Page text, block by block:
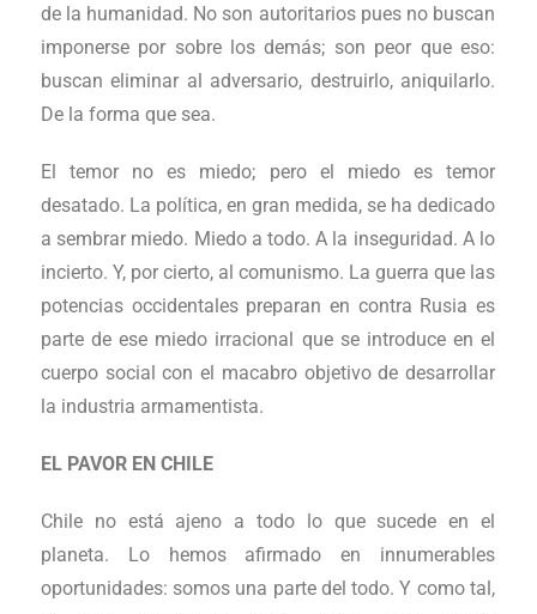
de la humanidad. No son autoritarios pues no buscan
imponerse por sobre los demás; son peor que eso:
buscan eliminar al adversario, destruirlo, aniquilarlo.
De la forma que sea.
El temor no es miedo; pero el miedo es temor
desatado. La política, en gran medida, se ha dedicado
a sembrar miedo. Miedo a todo. A la inseguridad. A lo
incierto. Y, por cierto, al comunismo. La guerra que las
potencias occidentales preparan en contra Rusia es
parte de ese miedo irracional que se introduce en el
cuerpo social con el macabro objetivo de desarrollar
la industria armamentista.
EL PAVOR EN CHILE
Chile no está ajeno a todo lo que sucede en el
planeta. Lo hemos afirmado en innumerables
oportunidades: somos una parte del todo. Y como tal,